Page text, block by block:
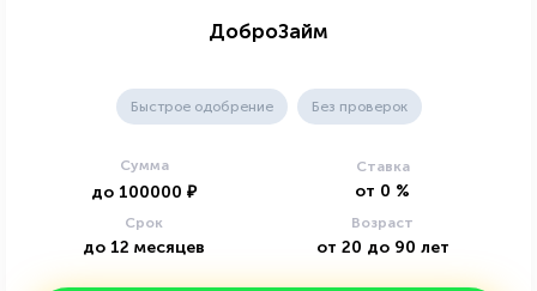
ДоброЗайм
Быстрое одобрение Без проверок
Сумма
до 100000 ₽
Ставка
от 0 %
Срок
до 12 месяцев
Возраст
от 20 до 90 лет